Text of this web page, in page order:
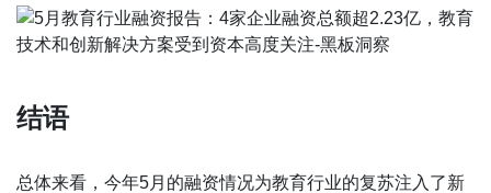
结语
总体来看，今年5月的融资情况为教育行业的复苏注入了新